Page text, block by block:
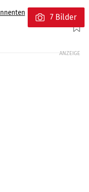
Foto: MPSPrintmapsOSM
7 Bilder
ANZEIGE